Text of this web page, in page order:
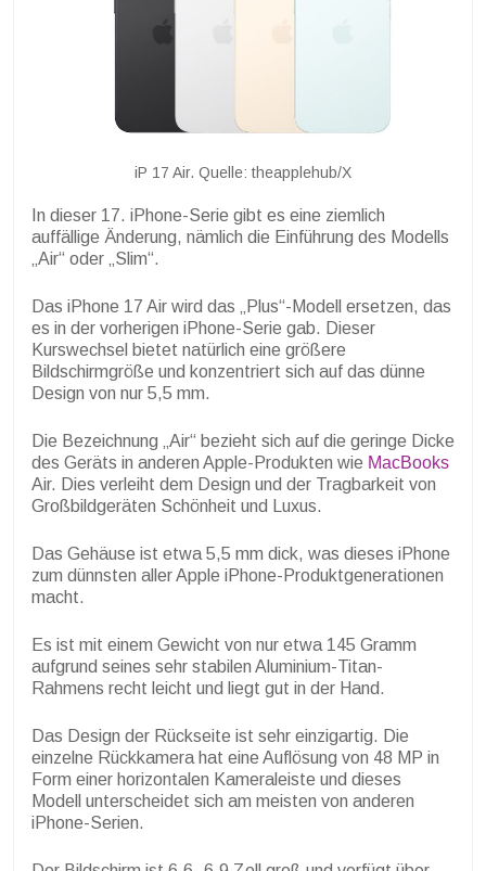
iP 17 Air. Quelle: theapplehub/X
In dieser 17. iPhone-Serie gibt es eine ziemlich
auffällige Änderung, nämlich die Einführung des Modells
„Air“ oder „Slim“.
Das iPhone 17 Air wird das „Plus“-Modell ersetzen, das
es in der vorherigen iPhone-Serie gab. Dieser
Kurswechsel bietet natürlich eine größere
Bildschirmgröße und konzentriert sich auf das dünne
Design von nur 5,5 mm.
Die Bezeichnung „Air“ bezieht sich auf die geringe Dicke
des Geräts in anderen Apple-Produkten wie MacBooks
Air. Dies verleiht dem Design und der Tragbarkeit von
Großbildgeräten Schönheit und Luxus.
Das Gehäuse ist etwa 5,5 mm dick, was dieses iPhone
zum dünnsten aller Apple iPhone-Produktgenerationen
macht.
Es ist mit einem Gewicht von nur etwa 145 Gramm
aufgrund seines sehr stabilen Aluminium-Titan-
Rahmens recht leicht und liegt gut in der Hand.
Das Design der Rückseite ist sehr einzigartig. Die
einzelne Rückkamera hat eine Auflösung von 48 MP in
Form einer horizontalen Kameraleiste und dieses
Modell unterscheidet sich am meisten von anderen
iPhone-Serien.